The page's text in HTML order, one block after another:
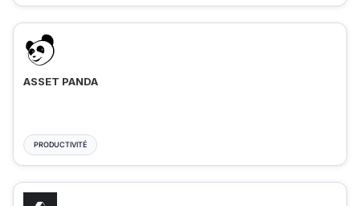
ASSET PANDA
PRODUCTIVITÉ